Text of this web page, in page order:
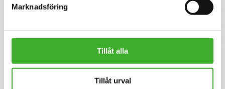
Marknadsföring
Tillåt alla
Tillåt urval